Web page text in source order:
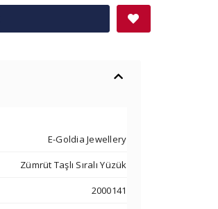
E-Goldia Jewellery
Zümrüt Taşlı Sıralı Yüzük
2000141